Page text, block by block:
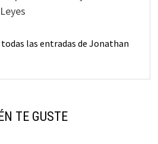
todas las entradas de Jonathan
TE GUSTE